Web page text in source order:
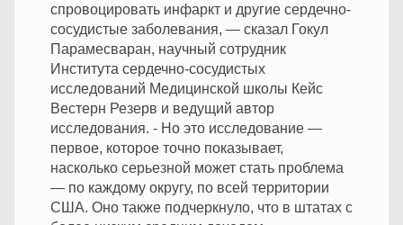
спровоцировать инфаркт и другие сердечно-
сосудистые заболевания, — сказал Гокул
Парамесваран, научный сотрудник
Института сердечно-сосудистых
исследований Медицинской школы Кейс
Вестерн Резерв и ведущий автор
исследования. - Но это исследование —
первое, которое точно показывает,
насколько серьезной может стать проблема
— по каждому округу, по всей территории
США. Оно также подчеркнуло, что в штатах с